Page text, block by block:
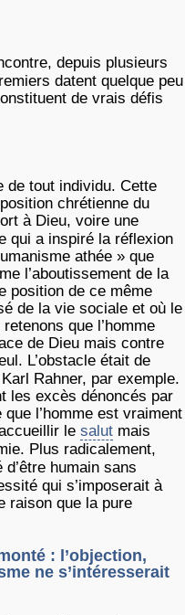
depuis plusieurs
datent quelque peu
de vrais défis
de tout individu. Cette
chrétienne du
à Dieu, voire une
qui a inspiré la réflexion
athée » que
l’aboutissement de la
position de ce même
de la vie sociale et où le
que l’homme
de Dieu mais contre
L’obstacle était de
Rahner, par exemple.
les excès dénoncés par
l’homme est vraiment
le salut mais
Plus radicalement,
d’être humain sans
qui s’imposerait à
raison que la pure
: l’objection,
ne s’intéresserait